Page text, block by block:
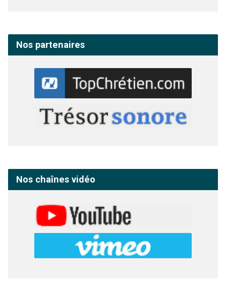
Nos partenaires
Nos chaînes vidéo